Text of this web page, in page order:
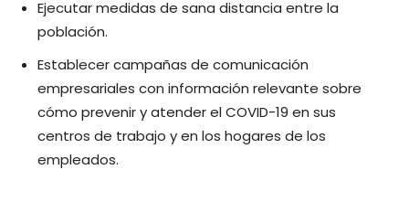
Ejecutar medidas de sana distancia entre la
población.
Establecer campañas de comunicación
empresariales con información relevante sobre
cómo prevenir y atender el COVID-19 en sus
centros de trabajo y en los hogares de los
empleados.